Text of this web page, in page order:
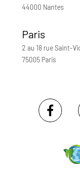
44000 Nantes
Paris
2 au 18 rue Saint-
75005 Paris